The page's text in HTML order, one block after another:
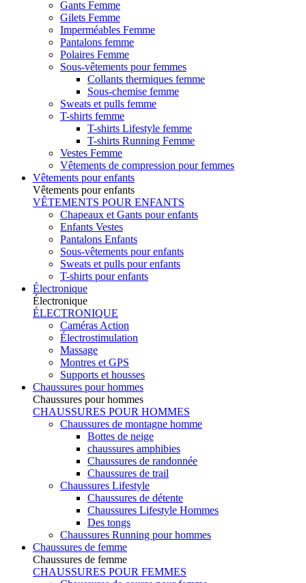
Gants Femme
Gilets Femme
Imperméables Femme
Pantalons femme
Polaires Femme
Sous-vêtements pour femmes
Collants thermiques femme
Sous-chemise femme
Sweats et pulls femme
T-shirts femme
T-shirts Lifestyle femme
T-shirts Running Femme
Vestes Femme
Vêtements de compression pour femmes
Vêtements pour enfants
Vêtements pour enfants
VÊTEMENTS POUR ENFANTS
Chapeaux et Gants pour enfants
Enfants Vestes
Pantalons Enfants
Sous-vêtements pour enfants
Sweats et pulls pour enfants
T-shirts pour enfants
Électronique
Électronique
ÉLECTRONIQUE
Caméras Action
Électrostimulation
Massage
Montres et GPS
Supports et housses
Chaussures pour hommes
Chaussures pour hommes
CHAUSSURES POUR HOMMES
Chaussures de montagne homme
Bottes de neige
chaussures amphibies
Chaussures de randonnée
Chaussures de trail
Chaussures Lifestyle
Chaussures de détente
Chaussures Lifestyle Hommes
Des tongs
Chaussures Running pour hommes
Chaussures de femme
Chaussures de femme
CHAUSSURES POUR FEMMES